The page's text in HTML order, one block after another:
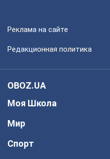
Реклама на сайте
Редакционная политика
OBOZ.UA
Моя Школа
Мир
Спорт